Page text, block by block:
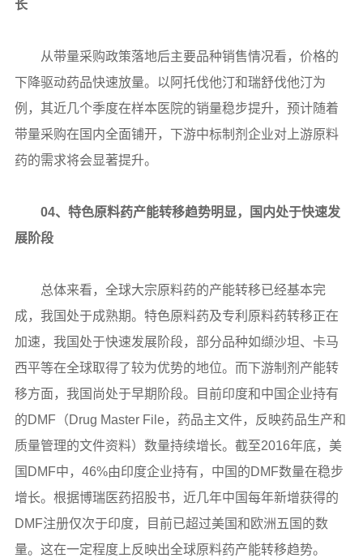
长
从带量采购政策落地后主要品种销售情况看，价格的
下降驱动药品快速放量。以阿托伐他汀和瑞舒伐他汀为
例，其近几个季度在样本医院的销量稳步提升，预计随着
带量采购在国内全面铺开，下游中标制剂企业对上游原料
药的需求将会显著提升。
04、特色原料药产能转移趋势明显，国内处于快速发
展阶段
总体来看，全球大宗原料药的产能转移已经基本完
成，我国处于成熟期。特色原料药及专利原料药转移正在
加速，我国处于快速发展阶段，部分品种如缬沙坦、卡马
西平等在全球取得了较为优势的地位。而下游制剂产能转
移方面，我国尚处于早期阶段。目前印度和中国企业持有
的DMF（Drug Master File，药品主文件，反映药品生产和
质量管理的文件资料）数量持续增长。截至2016年底，美
国DMF中，46%由印度企业持有，中国的DMF数量在稳步
增长。根据博瑞医药招股书，近几年中国每年新增获得的
DMF注册仅次于印度，目前已超过美国和欧洲五国的数
量。这在一定程度上反映出全球原料药产能转移趋势。